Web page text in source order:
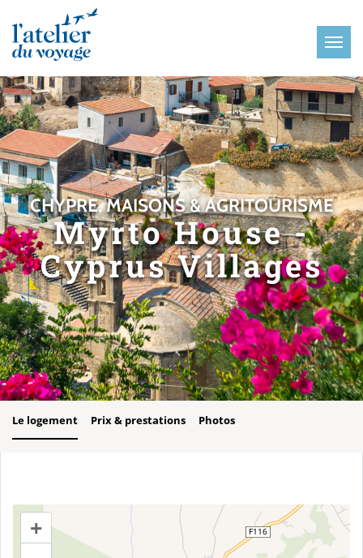
CHYPRE, MAISONS & AGRITOURISME
Myrto House -
Cyprus Villages
Le logement Prix & prestations Photos
+
Panneau de gestion des cookies